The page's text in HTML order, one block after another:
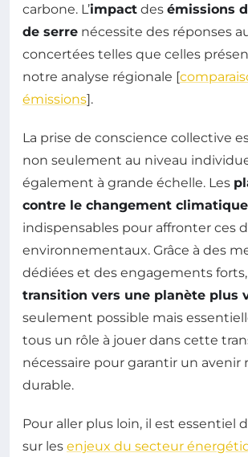
carbone. L’impact des émissions
de serre nécessite des réponses
concertées telles que celles
notre analyse régionale [
émissions].
La prise de conscience collective
non seulement au niveau
également à grande échelle. Les
contre le changement climatique
indispensables pour affronter ces
environnementaux. Grâce à des
dédiées et des engagements
transition vers une planète plus
seulement possible mais
tous un rôle à jouer dans cette
nécessaire pour garantir un avenir
durable.
Pour aller plus loin, il est essentiel
sur les enjeux du secteur